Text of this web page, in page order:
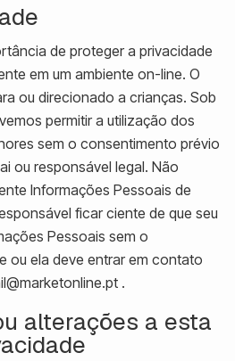
de proteger a privacidade
em um ambiente on-line. O
ou direcionado a crianças. Sob
permitir a utilização dos
sem o consentimento prévio
ou responsável legal. Não
Informações Pessoais de
ficar ciente de que seu
Pessoais sem o
ou ela deve entrar em contato
.
alterações a esta